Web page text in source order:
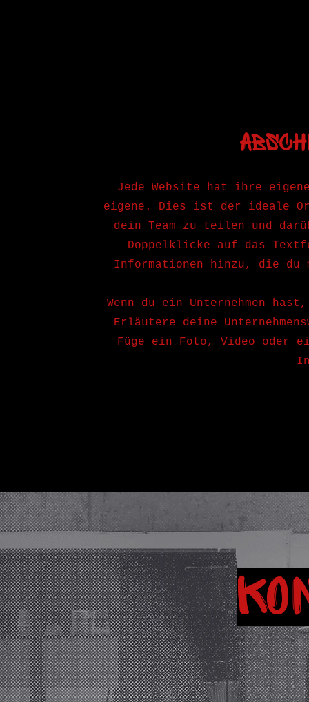
Jede Website hat ihre
eigene. Dies ist der ideale
dein Team zu teilen und
Doppelklicke auf das
Informationen hinzu, die du
Wenn du ein Unternehmen
Erläutere deine
Füge ein Foto, Video oder